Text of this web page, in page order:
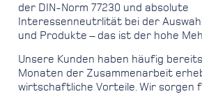
der DIN-Norm 77230 und absolute
Interessenneutrlität bei der
und Produkte – das ist der hohe
Unsere Kunden haben häufig
Monaten der Zusammenarbeit
wirtschaftliche Vorteile. Wir sorgen